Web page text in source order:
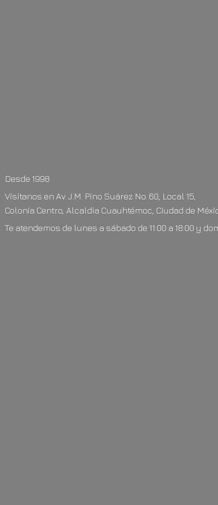
Desde 1998
Visítanos en Av. J.M. Pino Suárez No. 60, Local 15,
Colonia Centro, Alcaldía Cuauhtémoc, Ciudad de
Te atendemos de lunes a sábado de 11:00 a 18:00 y